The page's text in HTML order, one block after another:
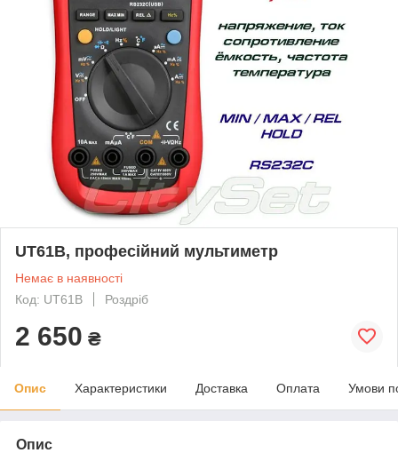
UT61B, професійний мультиметр
Немає в наявності
Код: UT61B
Роздріб
2 650 ₴
Опис Характеристики Доставка Оплата Умови
Опис